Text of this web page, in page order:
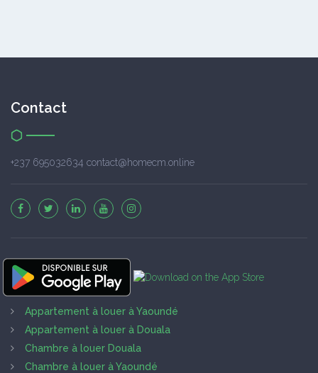
Contact
+237 695032634 contact@homecm.online
Appartement à louer à Yaoundé
Appartement à louer à Douala
Chambre à louer Douala
Chambre à louer à Yaoundé